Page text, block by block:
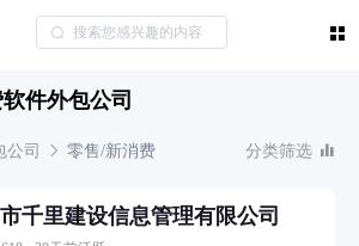
件外包公司
公司 零售/新消费 分类筛选
千里建设信息管理有限公司